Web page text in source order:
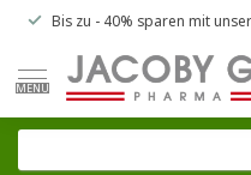
Bis zu - 40% sparen mit
MENU